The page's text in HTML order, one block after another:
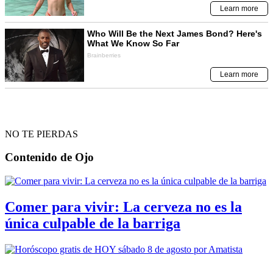
NO TE PIERDAS
Contenido de Ojo
Comer para vivir: La cerveza no es la
única culpable de la barriga